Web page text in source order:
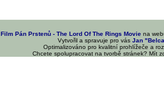
Film Pán Prstenů - The Lord Of The Rings Movie na
Vytvořil a spravuje pro vásJan
Optimalizováno pro kvalitní prohlížeče a
Chcete spolupracovat na tvorbě stránek? Mít